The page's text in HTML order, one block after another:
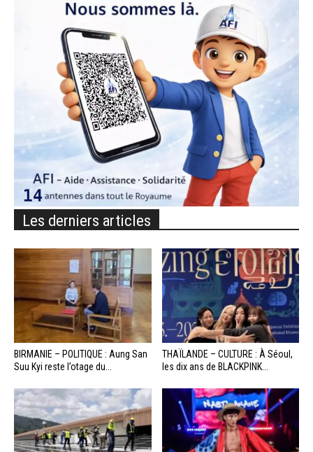
Les derniers articles
BIRMANIE – POLITIQUE : Aung San
Suu Kyi reste l’otage du...
THAÏLANDE – CULTURE : À Séoul,
les dix ans de BLACKPINK...